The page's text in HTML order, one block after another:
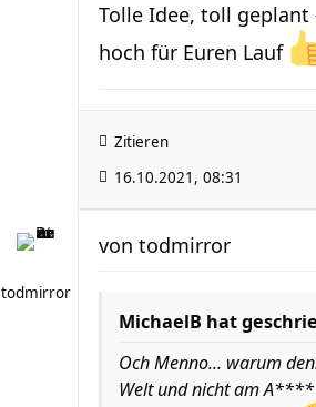
Tolle Idee, toll geplant
hoch für Euren Lauf
Zitieren
16.10.2021, 08:31
todmirror
von todmirror
MichaelB hat
Och Menno... warum
Welt und nicht am A****